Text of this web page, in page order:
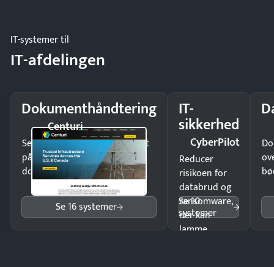
IT-systemer til
IT-afdelingen
Dokumenthåndtering
Centuri
Send kontrakter til underskrift
på minutter og mist ingen
dokumenter.
Se 16 systemer
IT-
sikkerhed
CyberPilot
Reducer
risikoen for
databrud og
ransomware,
der kan
lamme
Se 10
systemer